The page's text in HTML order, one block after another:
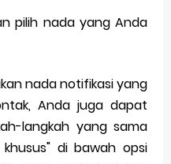
pilih nada yang Anda
nada notifikasi yang
Anda juga dapat
langkah yang sama
di bawah opsi